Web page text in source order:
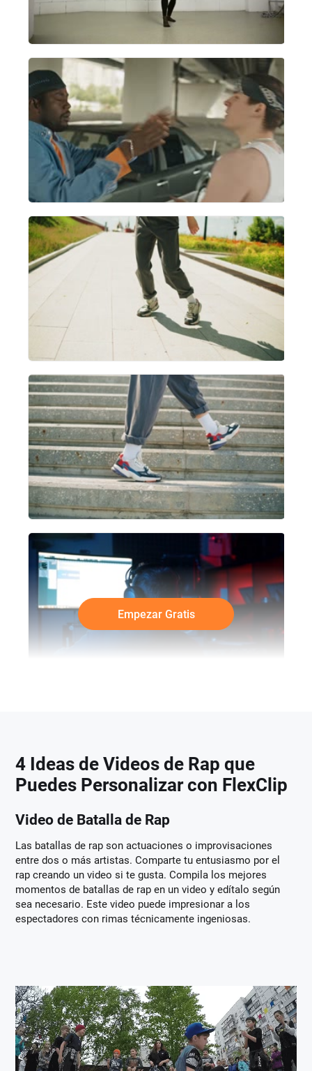
Empezar Gratis
4 Ideas de Videos de Rap que
Puedes Personalizar con FlexClip
Video de Batalla de Rap
Las batallas de rap son actuaciones o improvisaciones
entre dos o más artistas. Comparte tu entusiasmo por el
rap creando un video si te gusta. Compila los mejores
momentos de batallas de rap en un video y edítalo según
sea necesario. Este video puede impresionar a los
espectadores con rimas técnicamente ingeniosas.